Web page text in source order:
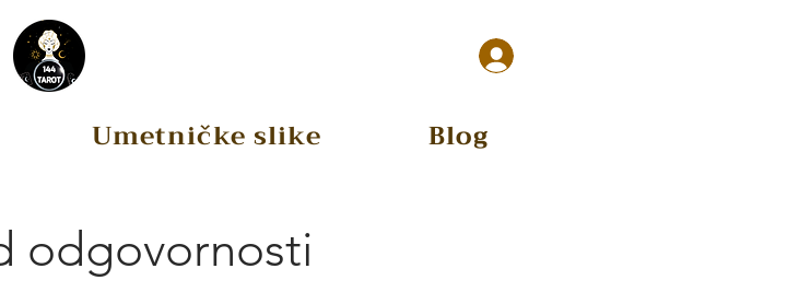
Umetničke slike Blog
odgovornosti